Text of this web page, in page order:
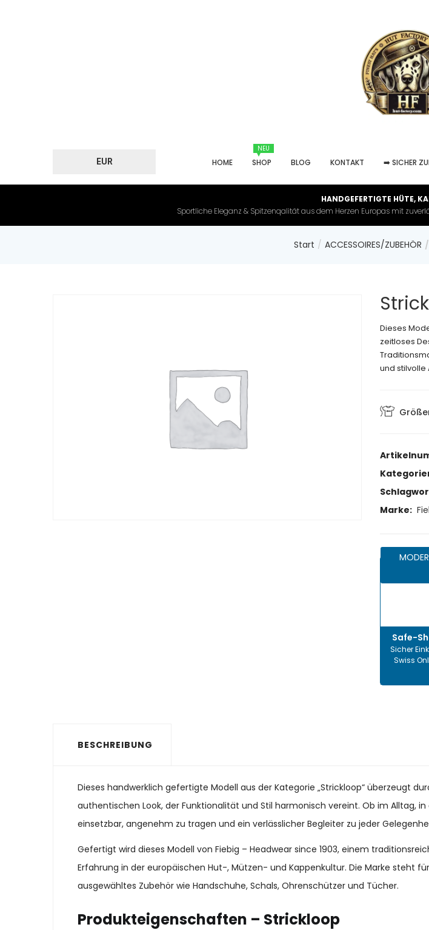
EUR HOME
NEU
SHOP BLOG KONTAKT ➡️ SICHER
HANDGEFERTIGTE HÜTE,
Sportliche Eleganz & Spitzenqalität aus dem Herzen Europas mit
Start ACCESSOIRES/ZUBEHÖR
Dieses
zeitloses
und stilvolle
Marke:
Safe-
Sicher
Swiss
BESCHREIBUNG
Dieses handwerklich gefertigte Modell aus der Kategorie „Strickloop“ überzeugt
authentischen Look, der Funktionalität und Stil harmonisch vereint. Ob im Alltag,
einsetzbar, angenehm zu tragen und ein verlässlicher Begleiter zu jeder
Gefertigt wird dieses Modell von Fiebig – Headwear since 1903, einem
Erfahrung in der europäischen Hut-, Mützen- und Kappenkultur. Die Marke steht
ausgewähltes Zubehör wie Handschuhe, Schals, Ohrenschützer und Tücher.
Produkteigenschaften – Strickloop